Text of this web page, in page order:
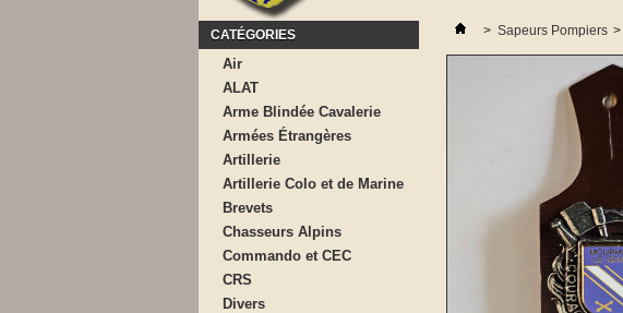
CATÉGORIES
Air
ALAT
Arme Blindée Cavalerie
Armées Étrangères
Artillerie
Artillerie Colo et de Marine
Brevets
Chasseurs Alpins
Commando et CEC
CRS
Divers
> Sapeurs Pompiers >